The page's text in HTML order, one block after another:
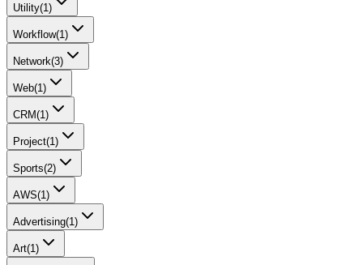
Utility(1)
Workflow(1)
Network(3)
Web(1)
CRM(1)
Project(1)
Sports(2)
AWS(1)
Advertising(1)
Art(1)